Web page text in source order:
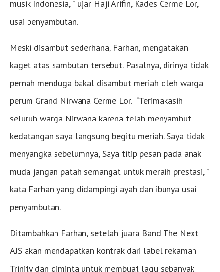
musik Indonesia, ” ujar Haji Arifin, Kades Cerme Lor,
usai penyambutan.
Meski disambut sederhana, Farhan, mengatakan
kaget atas sambutan tersebut. Pasalnya, dirinya tidak
pernah menduga bakal disambut meriah oleh warga
perum Grand Nirwana Cerme Lor. “Terimakasih
seluruh warga Nirwana karena telah menyambut
kedatangan saya langsung begitu meriah. Saya tidak
menyangka sebelumnya, Saya titip pesan pada anak
muda jangan patah semangat untuk meraih prestasi, ”
kata Farhan yang didampingi ayah dan ibunya usai
penyambutan.
Ditambahkan Farhan, setelah juara Band The Next
AJS akan mendapatkan kontrak dari label rekaman
Trinity dan diminta untuk membuat lagu sebanyak